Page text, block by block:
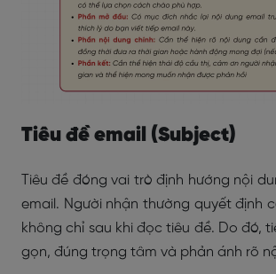
Tiêu đề email (Subject)
Tiêu đề đóng vai trò định hướng nội
email. Người nhận thường quyết định
không chỉ sau khi đọc tiêu đề. Do đó,
gọn, đúng trọng tâm và phản ánh rõ